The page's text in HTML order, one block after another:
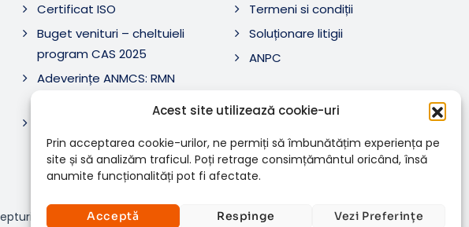
Acest site utilizează cookie-uri
Prin acceptarea cookie-urilor, ne permiți să îmbunătățim experiența pe
site și să analizăm traficul. Poți retrage consimțământul oricând, însă
anumite funcționalități pot fi afectate.
Acceptă Respinge Vezi Preferințe
Certificat ISO
Buget venituri – cheltuieli
program CAS 2025
Adeverințe ANMCS: RMN
Diagnostica SRL
Termeni si condiții
Soluționare litigii
ANPC
rezervate.